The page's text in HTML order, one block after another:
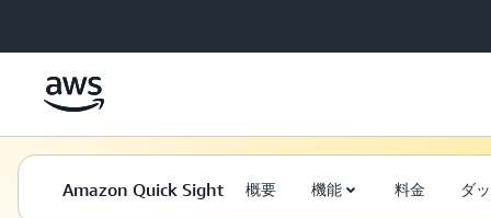
Amazon Quick Sight 概要 機能 料金 ダ